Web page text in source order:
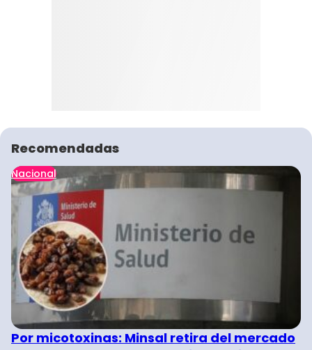
Recomendadas
Nacional
Por micotoxinas: Minsal retira del mercado